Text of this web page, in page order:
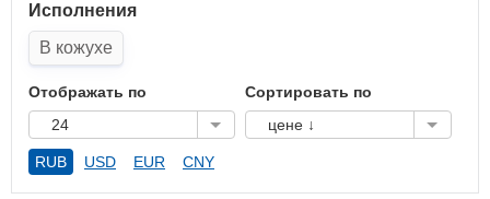
Исполнения
В кожухе
Отображать по
24
Сортировать по
цене ↓
RUB USD EUR CNY